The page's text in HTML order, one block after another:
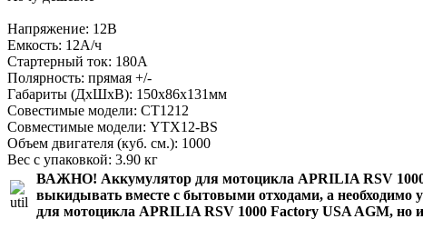
Напряжение: 12В
Емкость: 12А/ч
Стартерный ток: 180А
Полярность: прямая +/-
Габариты (ДхШхВ): 150x86x131мм
Совестимые модели: CT1212
Совместимые модели: YTX12-BS
Объем двигателя (куб. см.): 1000
Вес с упаковкой: 3.90 кг
ВАЖНО! Аккумулятор для мотоцикла APRILIA RSV
выкидывать вместе с бытовыми отходами, а необходимо
для мотоцикла APRILIA RSV 1000 Factory USA AGM, но